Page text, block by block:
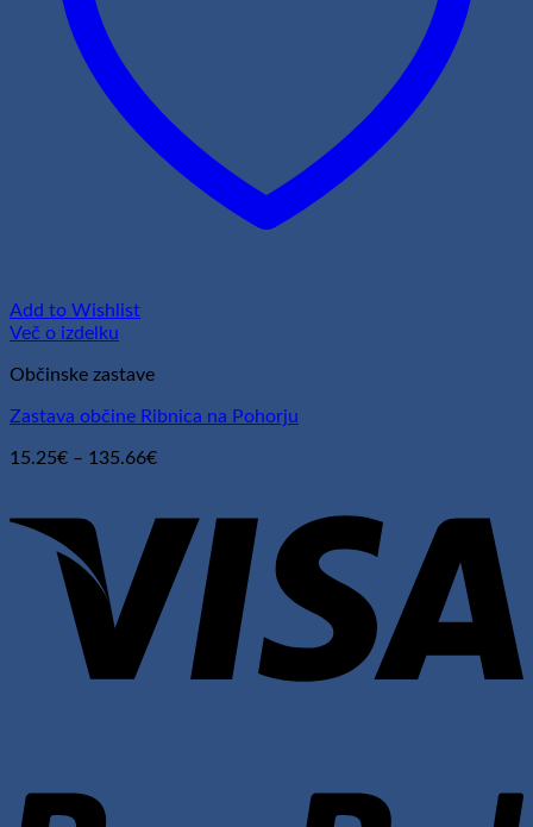
Add to Wishlist
Več o izdelku
Občinske zastave
Zastava občine Ribnica na Pohorju
15.25€ – 135.66€Cenovni
15.25€
135.66€